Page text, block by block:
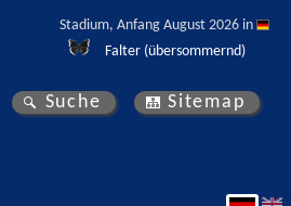
Stadium, Anfang August 2026 in
Falter (übersommernd)
Suche Sitemap